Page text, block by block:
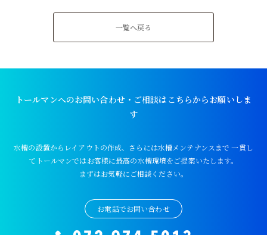
一覧へ戻る
トールマンへのお問い合わせ・ご相談はこちらからお願いしま
す
水槽の設置からレイアウトの作成、さらには水槽メンテナンスまで 一貫し
てトールマンではお客様に最高の水槽環境をご提案いたします。
まずはお気軽にご相談ください。
お電話でお問い合わせ